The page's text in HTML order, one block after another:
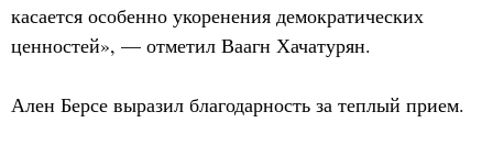
касается особенно укоренения демократических
ценностей», — отметил Ваагн Хачатурян.
Ален Берсе выразил благодарность за теплый прием.